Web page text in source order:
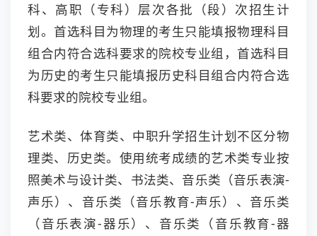
科、高职（专科）层次各批（段）次招生计
划。首选科目为物理的考生只能填报物理科目
组合内符合选科要求的院校专业组，首选科目
为历史的考生只能填报历史科目组合内符合选
科要求的院校专业组。
艺术类、体育类、中职升学招生计划不区分物
理类、历史类。使用统考成绩的艺术类专业按
照美术与设计类、书法类、音乐类（音乐表演-
声乐）、音乐类（音乐教育-声乐）、音乐类
（音乐表演-器乐）、音乐类（音乐教育-器